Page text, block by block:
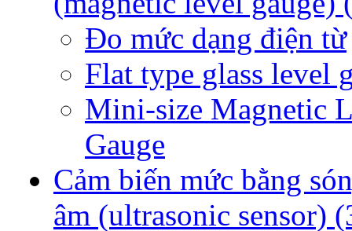
Đo mức dạng điện từ
Flat type glass level
Mini-size Magnetic
Gauge
Cảm biến mức bằng
âm (ultrasonic sensor)